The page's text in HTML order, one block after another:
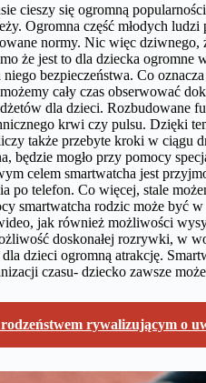
cieszy się ogromną
Ogromna część młodych
normy. Nic więc
że jest to dla dziecka
bezpieczeństwa. Co
cały czas obserwować
dla dzieci. Rozbudowane
krwi czy pulsu. Dzięki
także przebyte kroki w ciągu
będzie mogło przy pomocy
celem smartwatcha jest
po telefon. Co więcej, stale
smartwatcha rodzic może być
jak również możliwości
doskonałej rozrywki, w
dzieci ogromną atrakcję.
czasu- dziecko zawsze
rywalizującym o